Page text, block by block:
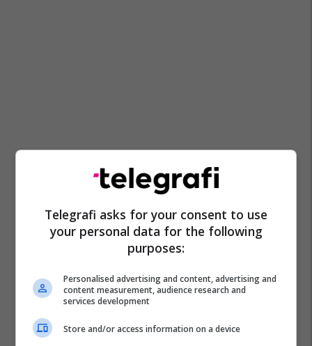
Telegrafi asks for your consent to use
your personal data for the following
purposes:
Personalised advertising and content, advertising and
content measurement, audience research and
services development
Store and/or access information on a device